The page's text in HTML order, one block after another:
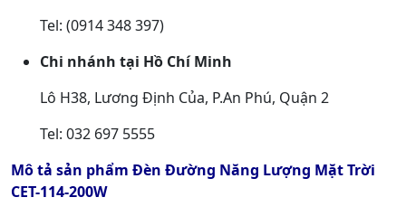
Tel: (0914 348 397)
Chi nhánh tại Hồ Chí Minh
Lô H38, Lương Định Của, P.An Phú, Quận 2
Tel: 032 697 5555
Mô tả sản phẩm Đèn Đường Năng Lượng Mặt Trời
CET-114-200W